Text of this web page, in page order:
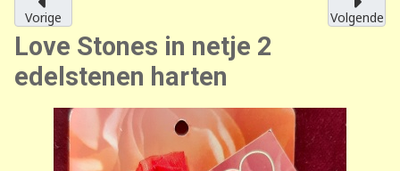
Vorige Volgende
Love Stones in netje 2
edelstenen harten